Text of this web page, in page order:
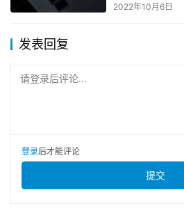
2022年10月6日
发表回复
请登录后评论...
登录后才能评论
提交